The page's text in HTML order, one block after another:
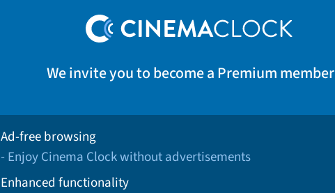
We invite you to become a Premium member
Ad-free browsing
- Enjoy Cinema Clock without advertisements
Enhanced functionality